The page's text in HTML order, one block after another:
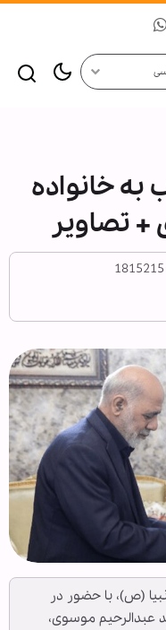
به خانواده
تصاویر
(ص)، با حضور در
عبدالرحیم موسوی،